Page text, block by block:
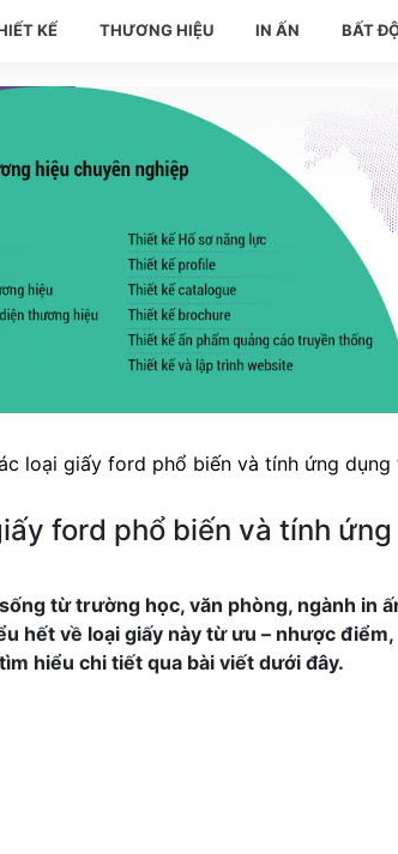
KẾ THƯƠNG HIỆU IN ẤN BẤT
loại giấy ford phổ biến và tính ứng
ford phổ biến và tính ứng
từ trường học, văn phòng, ngành in
hết về loại giấy này từ ưu – nhược điểm,
tìm hiểu chi tiết qua bài viết dưới đây.